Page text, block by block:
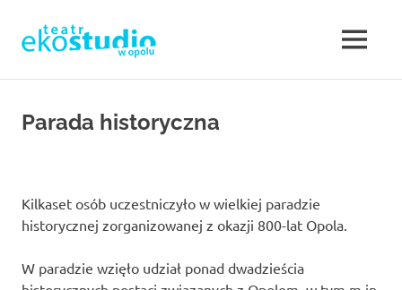
content
EKOSTUDIO
w
–
Teatr
Opole.
Ekostudio
otwarty
nowe
poszukujący,
MENU
Parada historyczna
Kilkaset osób uczestniczyło w wielkiej paradzie
historycznej zorganizowanej z okazji 800-lat Opola.
W paradzie wzięło udział ponad dwadzieścia